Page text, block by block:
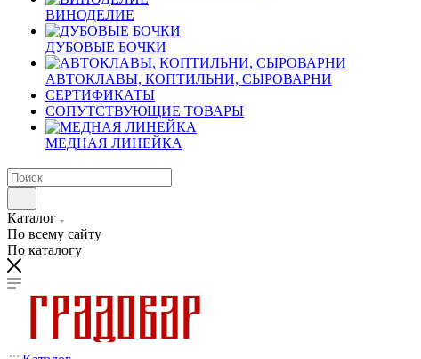
ВИНОДЕЛИЕ
ДУБОВЫЕ БОЧКИ
АВТОКЛАВЫ, КОПТИЛЬНИ, СЫРОВАРНИ
СЕРТИФИКАТЫ
СОПУТСТВУЮЩИЕ ТОВАРЫ
МЕДНАЯ ЛИНЕЙКА
Каталог
По всему сайту
По каталогу